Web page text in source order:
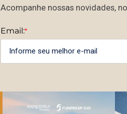
Acompanhe nossas novidades,
Email:*